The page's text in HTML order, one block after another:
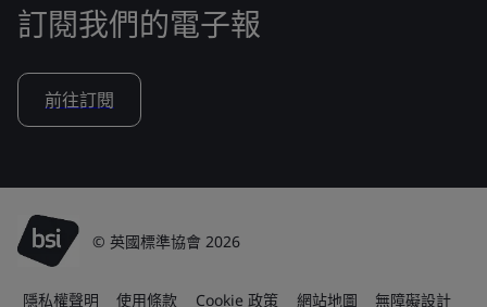
訂閱我們的電子報
前往訂閱
© 英國標準協會 2026
隱私權聲明 使用條款 Cookie 政策 網站地圖 無障礙設計